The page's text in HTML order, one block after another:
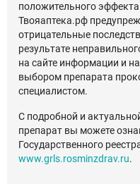
положительного
Твояаптека.рф
отрицательные
результате
на сайте информации и
выбором препарата
специалистом.
С подробной и
препарат вы можете
Государственного
www.grls.rosminzdrav.ru.